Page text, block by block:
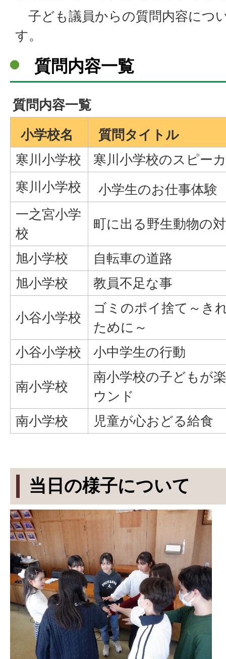
子ども議員からの質問内容につ
す。
質問内容一覧
質問内容一覧
小学校名
質問タイトル
寒川小学校
寒川小学校のスピー
寒川小学校
小学生のお仕事体験
一之宮小学
校
町に出る野生動物の
旭小学校
自転車の道路
旭小学校
教員不足な事
小谷小学校
ゴミのポイ捨て～き
ために～
小谷小学校
小中学生の行動
南小学校
南小学校の子どもが
ウンド
南小学校
児童が心おどる給食
当日の様子について